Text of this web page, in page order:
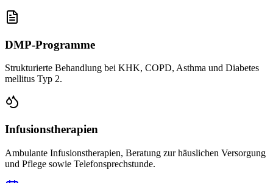
DMP-Programme
Strukturierte Behandlung bei KHK, COPD, Asthma und Diabetes
mellitus Typ 2.
Infusionstherapien
Ambulante Infusionstherapien, Beratung zur häuslichen Versorgung
und Pflege sowie Telefonsprechstunde.